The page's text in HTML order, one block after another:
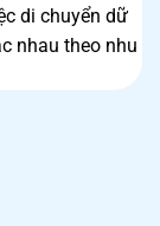
di chuyển dữ
nhau theo nhu